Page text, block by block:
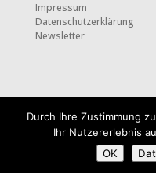
Impressum
Datenschutzerklärung
Newsletter
Durch Ihre Zustimmung
Ihr Nutzererlebnis
OK